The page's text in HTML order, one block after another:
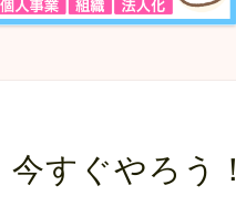
今すぐやろう！